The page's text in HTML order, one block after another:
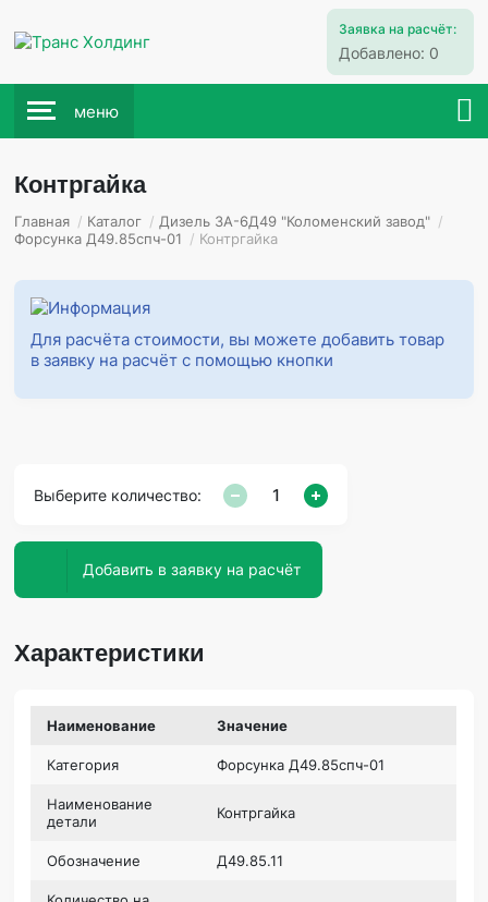
Заявка на расчёт:
Добавлено: 0
меню
Контргайка
Главная / Каталог / Дизель 3А-6Д49 "Коломенский завод" /
Форсунка Д49.85спч-01 / Контргайка
Для расчёта стоимости, вы можете добавить товар
в заявку на расчёт с помощью кнопки
Выберите количество:
Добавить в заявку на расчёт
Характеристики
Наименование Значение
Категория Форсунка Д49.85спч-01
Наименование
детали
Контргайка
Обозначение Д49.85.11